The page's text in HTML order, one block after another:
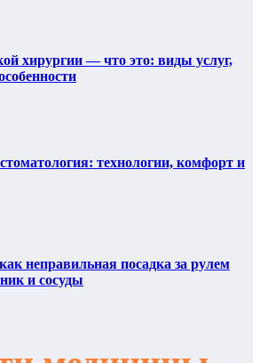
хирургии — что это: виды услуг,
технологии, комфорт и
неправильная посадка за рулем
и сосуды